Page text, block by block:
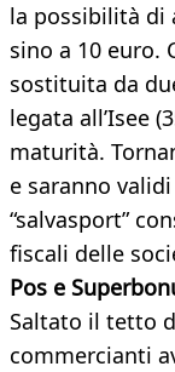
la possibilità di
sino a 10 euro.
sostituita da
legata all’Isee
maturità.
e saranno
“salvasport”
fiscali delle
Pos e
Saltato il tetto
commercianti